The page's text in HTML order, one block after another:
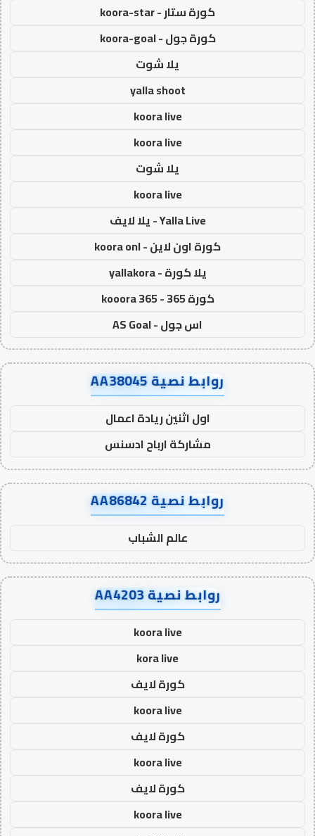
كورة ستار - koora-star
كورة جول - koora-goal
يلا شوت
yalla shoot
koora live
koora live
يلا شوت
koora live
Yalla Live - يلا لايف
كورة اون لاين - koora onl
يلا كورة - yallakora
كورة 365 - kooora 365
اس جول - AS Goal
روابط نصية AA38045
اول اثنين ريادة اعمال
مشاركة ارباح ادسنس
روابط نصية AA86842
عالم الشباب
روابط نصية AA4203
koora live
kora live
كورة لايف
koora live
كورة لايف
koora live
كورة لايف
koora live